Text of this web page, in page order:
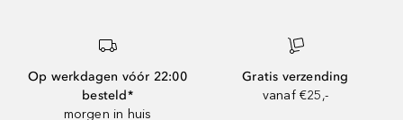
Op werkdagen vóór 22:00
besteld*
morgen in huis
Gratis verzending
vanaf €25,-